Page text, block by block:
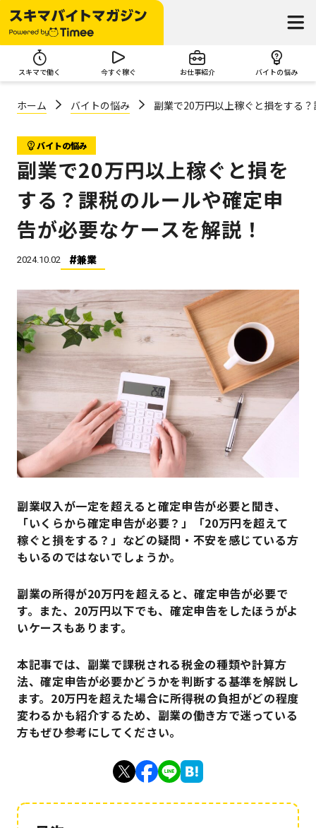
スキマで働く 今すぐ稼ぐ お仕事紹介 バイトの悩み
ホーム バイトの悩み 副業で20万円以上稼ぐと損をする
バイトの悩み
副業で20万円以上稼ぐと損を
する？課税のルールや確定申
告が必要なケースを解説！
2024.10.02 兼業
副業収入が一定を超えると確定申告が必要と聞き、
「いくらから確定申告が必要？」「20万円を超えて
稼ぐと損をする？」などの疑問・不安を感じている方
もいるのではないでしょうか。
副業の所得が20万円を超えると、確定申告が必要で
す。また、20万円以下でも、確定申告をしたほうがよ
いケースもあります。
本記事では、副業で課税される税金の種類や計算方
法、確定申告が必要かどうかを判断する基準を解説し
ます。20万円を超えた場合に所得税の負担がどの程度
変わるかも紹介するため、副業の働き方で迷っている
方もぜひ参考にしてください。